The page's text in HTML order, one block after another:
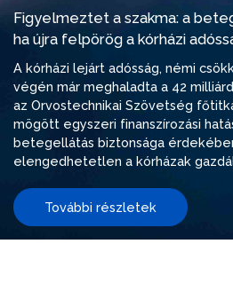
Figyelmeztet a szakma: a
ha újra felpörög a kórházi
A kórházi lejárt adósság, némi
végén már meghaladta a 42
az Orvostechnikai Szövetség
mögött egyszeri finanszírozási
betegellátás biztonsága
elengedhetetlen a kórházak
További részletek